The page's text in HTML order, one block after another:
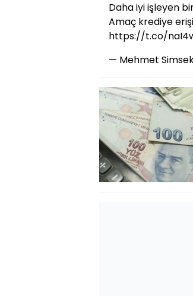
Daha iyi işleyen
Amaç krediye
https://t.co/
— Mehmet